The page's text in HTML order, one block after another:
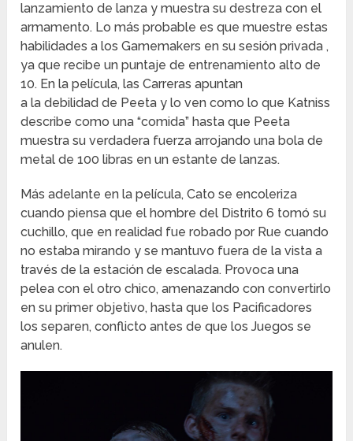
lanzamiento de lanza y muestra su destreza con el
armamento. Lo más probable es que muestre estas
habilidades a los Gamemakers en su sesión privada ,
ya que recibe un puntaje de entrenamiento alto de
10. En la película, las Carreras apuntan
a la debilidad de Peeta y lo ven como lo que Katniss
describe como una “comida” hasta que Peeta
muestra su verdadera fuerza arrojando una bola de
metal de 100 libras en un estante de lanzas.
Más adelante en la película, Cato se encoleriza
cuando piensa que el hombre del Distrito 6 tomó su
cuchillo, que en realidad fue robado por Rue cuando
no estaba mirando y se mantuvo fuera de la vista a
través de la estación de escalada. Provoca una
pelea con el otro chico, amenazando con convertirlo
en su primer objetivo, hasta que los Pacificadores
los separen, conflicto antes de que los Juegos se
anulen.